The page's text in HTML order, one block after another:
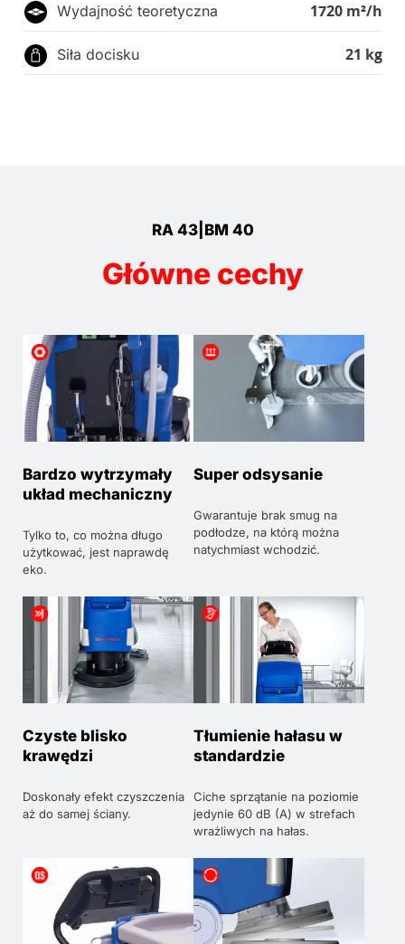
Wydajność teoretyczna 1720 m²/h
Siła docisku 21 kg
RA 43|BM 40
Główne cechy
Bardzo wytrzymały
układ mechaniczny
Tylko to, co można długo
użytkować, jest naprawdę
eko.
Super odsysanie
Gwarantuje brak smug na
podłodze, na którą można
natychmiast wchodzić.
Czyste blisko
krawędzi
Doskonały efekt czyszczenia
aż do samej ściany.
Tłumienie hałasu w
standardzie
Ciche sprzątanie na poziomie
jedynie 60 dB (A) w strefach
wrażliwych na hałas.